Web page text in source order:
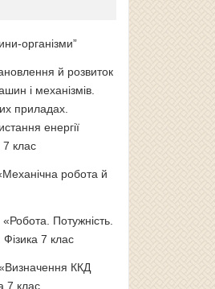
організми”
й розвиток
і механізмів.
приладах.
енергії
клас
робота й
Потужність.
Фізика 7 клас
ККД
7 клас